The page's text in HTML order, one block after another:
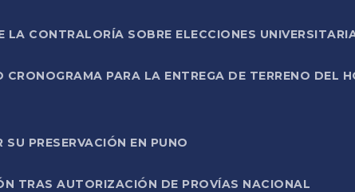
CONTRALORÍA SOBRE ELECCIONES
PARA LA ENTREGA DE TERRENO DEL
PRESERVACIÓN EN PUNO
TRAS AUTORIZACIÓN DE PROVÍAS NACIONAL